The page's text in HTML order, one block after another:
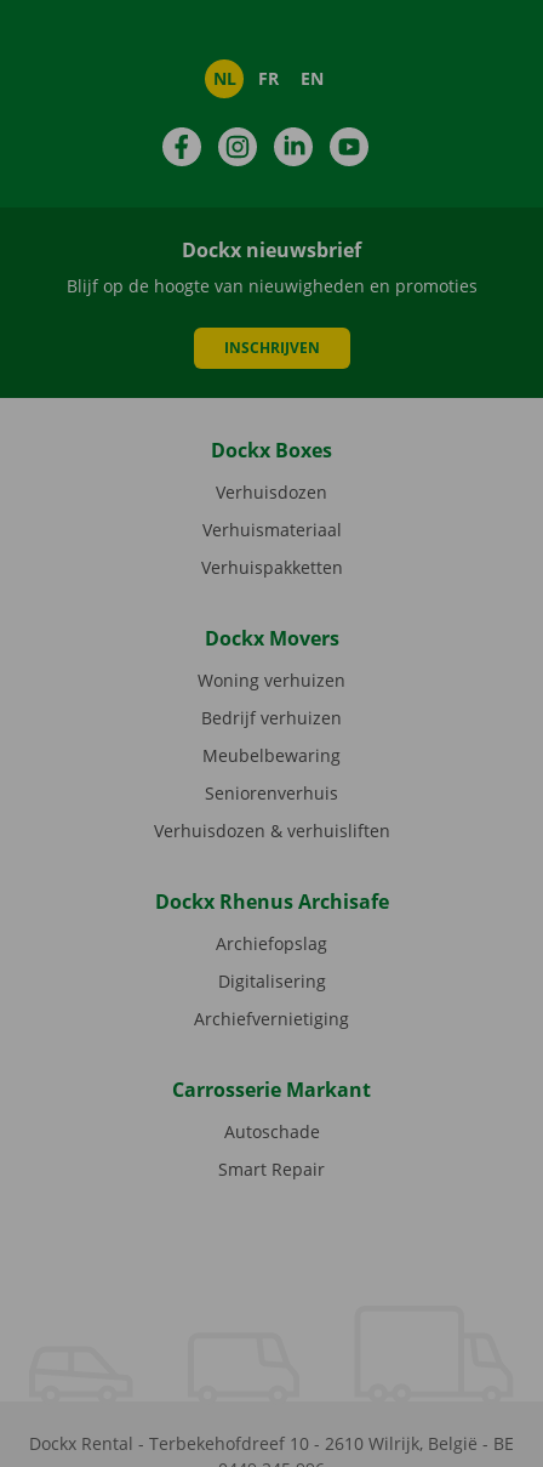
NL FR EN
FacebookInstagramLinkedIn
Dockx nieuwsbrief
Blijf op de hoogte van nieuwigheden en promoties
INSCHRIJVEN
Dockx Boxes
Verhuisdozen
Verhuismateriaal
Verhuispakketten
Dockx Movers
Woning verhuizen
Bedrijf verhuizen
Meubelbewaring
Seniorenverhuis
Verhuisdozen & verhuisliften
Dockx Rhenus Archisafe
Archiefopslag
Digitalisering
Archiefvernietiging
Carrosserie Markant
Autoschade
Smart Repair
Dockx Rental - Terbekehofdreef 10 - 2610 Wilrijk, België - BE